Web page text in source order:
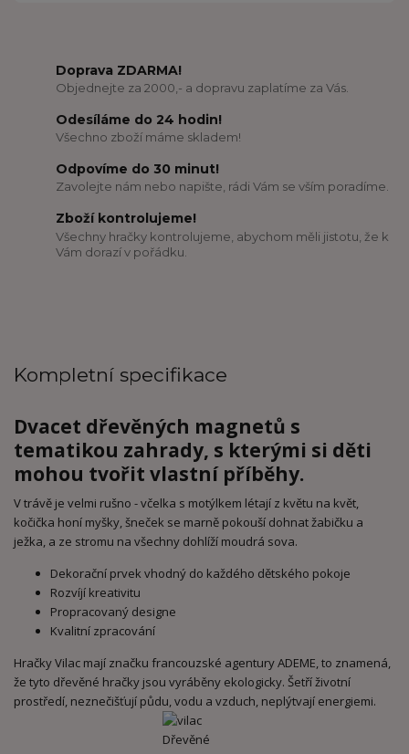
Doprava ZDARMA!
Objednejte za 2000,- a dopravu zaplatíme za Vás.
Odesíláme do 24 hodin!
Všechno zboží máme skladem!
Odpovíme do 30 minut!
Zavolejte nám nebo napište, rádi Vám se vším poradíme.
Zboží kontrolujeme!
Všechny hračky kontrolujeme, abychom měli jistotu, že k
Vám dorazí v pořádku.
Kompletní specifikace
Dvacet dřevěných magnetů s
tematikou zahrady, s kterými si děti
mohou tvořit vlastní příběhy.
V trávě je velmi rušno - včelka s motýlkem létají z květu na květ,
kočička honí myšky, šneček se marně pokouší dohnat žabičku a
ježka, a ze stromu na všechny dohlíží moudrá sova.
Dekorační prvek vhodný do každého dětského pokoje
Rozvíjí kreativitu
Propracovaný designe
Kvalitní zpracování
Hračky Vilac mají značku francouzské agentury ADEME, to znamená,
že tyto dřevěné hračky jsou vyráběny ekologicky. Šetří životní
prostředí, neznečišťují půdu, vodu a vzduch, neplýtvají energiemi.